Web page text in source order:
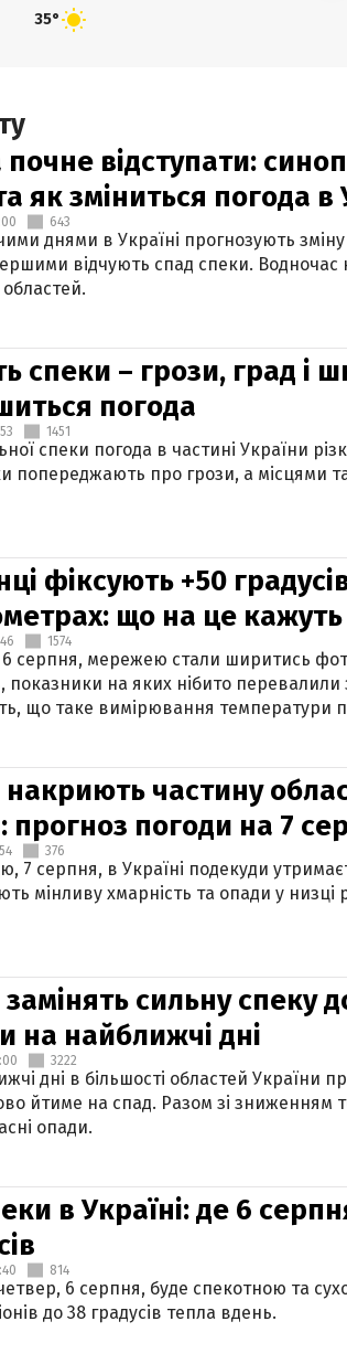
35°
відступати:
як зміниться погода в
643
днями в Україні прогнозують зміну
відчують спад спеки.
областей.
спеки – грози, град і
погода
1451
спеки погода в частині України
попереджають про грози, а місцями
фіксують +50
що на це
1574
серпня, мережею стали ширитись
показники на яких нібито перевалили
що таке вимірювання температури
частину
прогноз погоди на 7
376
7 серпня, в Україні подекуди
мінливу хмарність та опади у низці
сильну спеку
на найближчі дні
3222
дні в більшості областей України
йтиме на спад. Разом зі зниженням
опади.
в Україні: де 6
814
6 серпня, буде спекотною та
до 38 градусів тепла вдень.